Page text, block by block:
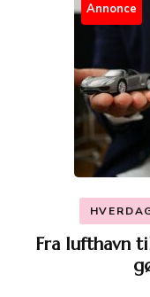
Annonce
Fra lufthavn